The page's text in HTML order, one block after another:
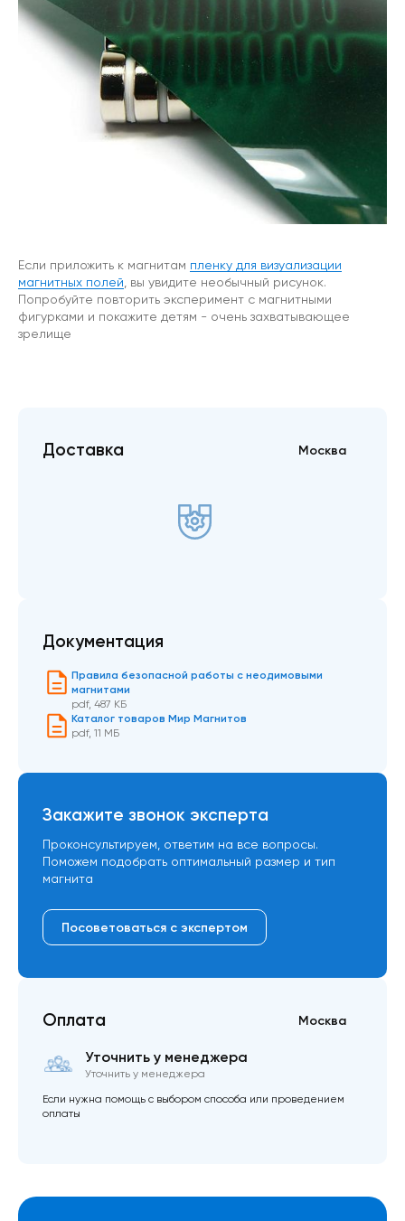
Если приложить к магнитам пленку для визуализации
магнитных полей, вы увидите необычный рисунок.
Попробуйте повторить эксперимент с магнитными
фигурками и покажите детям - очень захватывающее
зрелище
Доставка Москва
Документация
Правила безопасной работы с неодимовыми
магнитами
pdf, 487 КБ
Каталог товаров Мир Магнитов
pdf, 11 МБ
Закажите звонок эксперта
Проконсультируем, ответим на все вопросы.
Поможем подобрать оптимальный размер и тип
магнита
Посоветоваться с экспертом
Оплата Москва
Уточнить у менеджера
Уточнить у менеджера
Если нужна помощь с выбором способа или проведением
оплаты